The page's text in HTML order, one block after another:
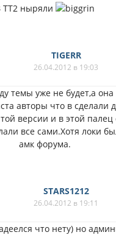
ТТ2 ныряли
TIGERR
26.04.2012 в 19:03
темы уже не будет,а
авторы что в сделали
версии и в этой
все сами.Хотя локи
амк форума.
STARS1212
26.04.2012 в 19:11
что нету) но